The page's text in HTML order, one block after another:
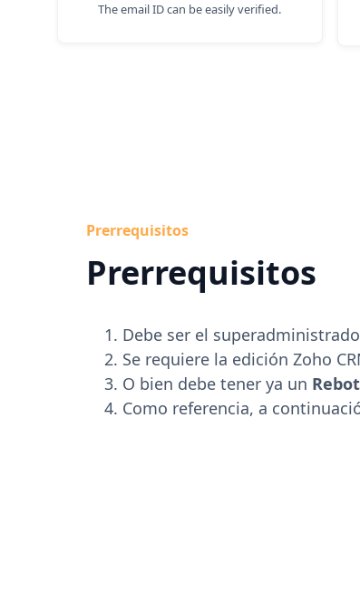
The email ID can be easily verified.
Prerrequisitos
Prerrequisitos
Debe ser el
Se requiere la edición Zoho
O bien debe tener ya un
Como referencia, a